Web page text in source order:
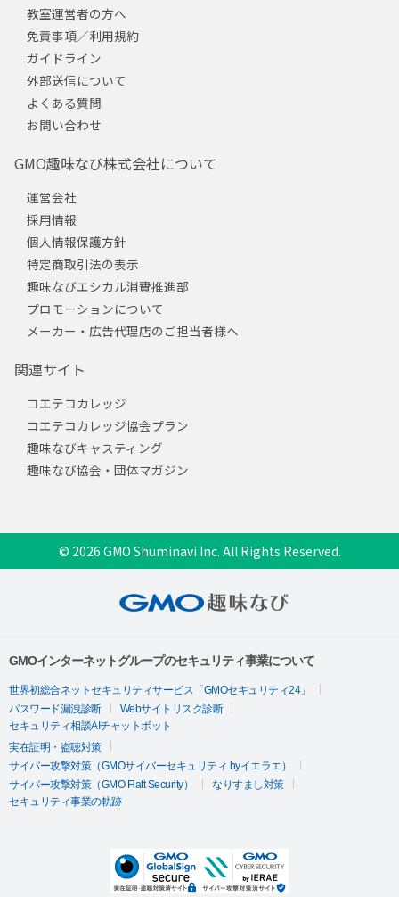
教室運営者の方へ
免責事項／利用規約
ガイドライン
外部送信について
よくある質問
お問い合わせ
GMO趣味なび株式会社について
運営会社
採用情報
個人情報保護方針
特定商取引法の表示
趣味なびエシカル消費推進部
プロモーションについて
メーカー・広告代理店のご担当者様へ
関連サイト
コエテコカレッジ
コエテコカレッジ協会プラン
趣味なびキャスティング
趣味なび協会・団体マガジン
© 2026 GMO Shuminavi Inc. All Rights Reserved.